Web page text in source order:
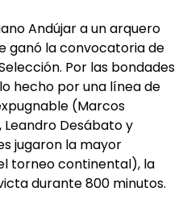
Andújar a un arquero
ganó la convocatoria de
Por las bondades
hecho por una línea de
(Marcos
Leandro Desábato y
jugaron la mayor
torneo continental), la
durante 800 minutos.